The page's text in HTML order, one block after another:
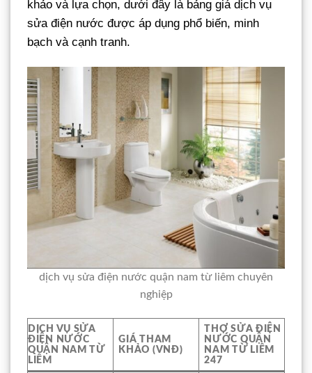
khảo và lựa chọn, dưới đây là bảng giá dịch vụ
sửa điện nước được áp dụng phổ biến, minh
bạch và cạnh tranh.
dịch vụ sửa điện nước quận nam từ liêm chuyên
nghiệp
DỊCH VỤ SỬA
ĐIỆN NƯỚC
QUẬN NAM TỪ
LIÊM
GIÁ THAM
KHẢO (VNĐ)
THỢ SỬA ĐIỆN
NƯỚC QUẬN
NAM TỪ LIÊM
247